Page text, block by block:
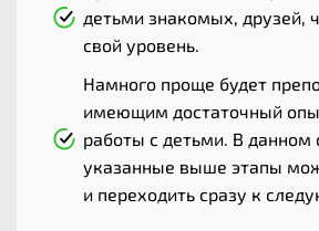
детьми знакомых, друзей,
свой уровень.
Намного проще будет
имеющим достаточный
работы с детьми. В данном
указанные выше этапы
и переходить сразу к